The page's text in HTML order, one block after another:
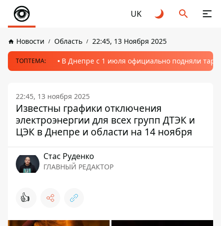
UK
Новости Область 22:45, 13 Ноября 2025
ТОПТЕМА: В Днепре с 1 июля официально подняли
22:45, 13 ноября 2025
Известны графики отключения
электроэнергии для всех групп ДТЭК и
ЦЭК в Днепре и области на 14 ноября
Стаc Руденко
ГЛАВНЫЙ РЕДАКТОР
👍